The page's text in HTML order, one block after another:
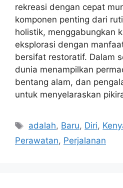
rekreasi dengan cepat
komponen penting dari
holistik, menggabungkan
eksplorasi dengan
bersifat restoratif. Dalam
dunia menampilkan
bentang alam, dan
untuk menyelaraskan
Tags
adalah, Baru, Diri,
Perawatan, Perjalanan